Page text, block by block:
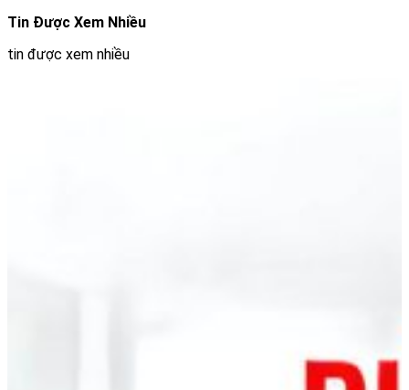
Tin Được Xem Nhiều
tin được xem nhiều